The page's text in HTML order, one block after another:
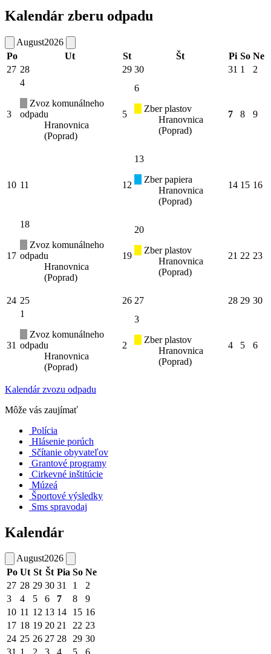
Kalendár zberu odpadu
August2026
Po
Ut St Št Pi So Ne
27 28 29 30 31 1 2
3
4
Zvoz komunálneho
odpadu
Hranovnica
(Poprad)
5
6
Zber plastov
Hranovnica
(Poprad)
7 8 9
10 11 12
13
Zber papiera
Hranovnica
(Poprad)
14 15 16
17
18
Zvoz komunálneho
odpadu
Hranovnica
(Poprad)
19
20
Zber plastov
Hranovnica
(Poprad)
21 22 23
24 25 26 27 28 29 30
31
1
Zvoz komunálneho
odpadu
Hranovnica
(Poprad)
2
3
Zber plastov
Hranovnica
(Poprad)
4 5 6
Kalendár zvozu odpadu
Môže vás zaujímať
Polícia
Hlásenie porúch
Sčítanie obyvateľov
Grantové programy
Cirkevné inštitúcie
Múzeá
Športové výsledky
Sms spravodaj
Kalendár
August2026
Po Ut St Št Pia So Ne
27 28 29 30 31 1
2
3
4 5 6 7 8
9
10 11 12 13 14 15 16
17 18 19 20 21 22 23
24 25 26 27 28 29 30